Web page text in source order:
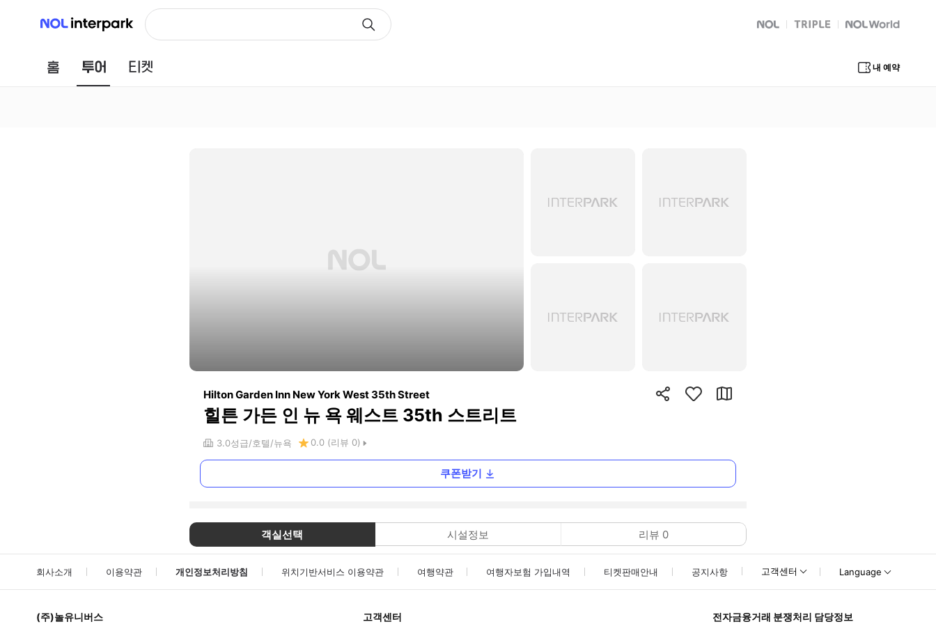
NOL 인터파크
NOL
트리플 Global Interpark
홈 투어 내 예약
Hilton Garden Inn New York West 35th Street
힐튼 가든 인 뉴 욕 웨스트 35th 스트리트
3.0성급 호텔 뉴욕 0.0 (리뷰 0)
쿠폰받기
객실선택 시설정보 리뷰 0
회사소개 이용약관 개인정보처리방침 위치기반서비스 이용약관 여행약관 여행자보험 가입내역 티켓판매안내 공지사항 고객센터 Language
(주)놀유니버스 고객센터 전자금융거래 분쟁처리 담당정보